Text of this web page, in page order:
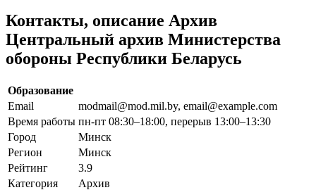
Контакты, описание Архив
Центральный архив Министерства
обороны Республики Беларусь
Образование
Email
modmail@mod.mil.by, email@example.com
Время работы пн-пт 08:30–18:00, перерыв 13:00–13:30
Город
Минск
Регион
Минск
Рейтинг
3.9
Категория
Архив